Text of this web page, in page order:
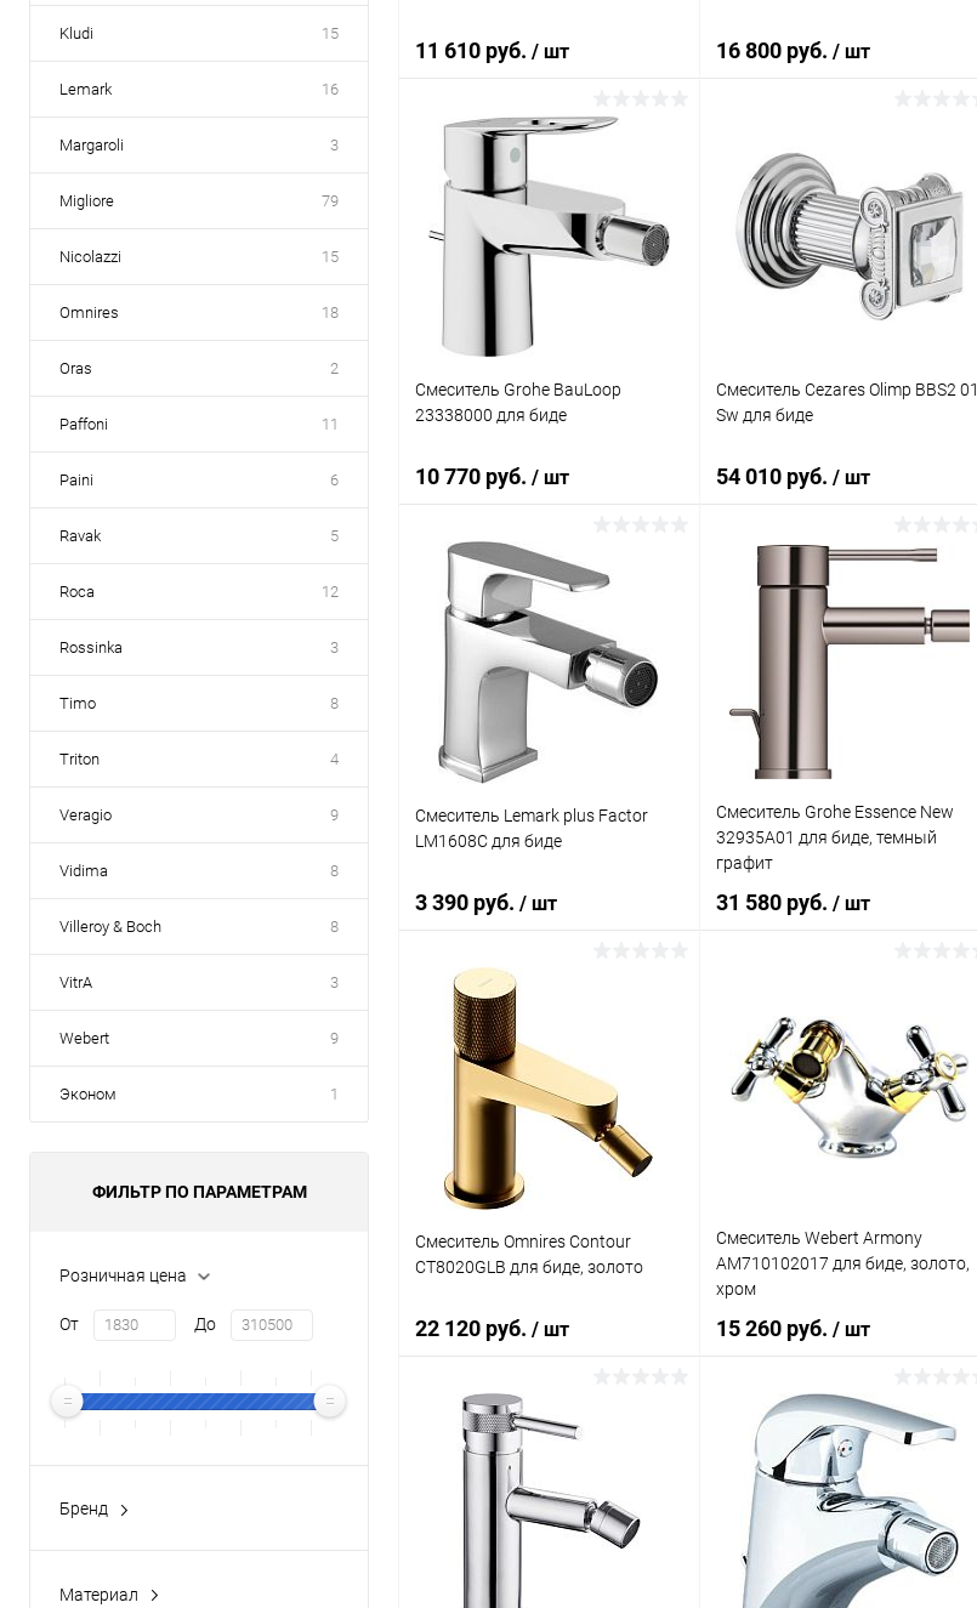
Kludi 15
Lemark 16
Margaroli 3
Migliore 79
Nicolazzi 15
Omnires 18
Oras 2
Paffoni 11
Paini 6
Ravak 5
Roca 12
Rossinka 3
Timo 8
Triton 4
Veragio 9
Vidima 8
Villeroy & Boch 8
VitrA 3
Webert 9
Эконом 1
ФИЛЬТР ПО ПАРАМЕТРАМ
Розничная цена
От До
Бренд
Материал
11 610 руб. / шт
В корзину
Купить в 1 клик Сравнение
В избранное Под заказ
16 800 руб. / шт
Купить в 1 клик Сравнение
В избранное Под заказ
Смеситель Grohe BauLoop
23338000 для биде
10 770 руб. / шт
В корзину
Купить в 1 клик Сравнение
В избранное Под заказ
Смеситель Cezares Olimp BBS2 01
Sw для биде
54 010 руб. / шт
Купить в 1 клик Сравнение
Смеситель Lemark plus Factor
LM1608C для биде
3 390 руб. / шт
Купить в 1 клик
В избранное Под заказ
Смеситель Grohe Essence New
32935A01 для биде, темный
графит
31 580 руб. / шт
Купить в 1 клик Сравнение
В избранное Под заказ
Смеситель Omnires Contour
CT8020GLB для биде, золото
22 120 руб. / шт
В корзину
Купить в 1 клик Сравнение
Под заказ
Смеситель Webert Armony
AM710102017 для биде, золото,
хром
15 260 руб. / шт
В корзину
Купить в 1 клик Сравнение
В избранное Под заказ